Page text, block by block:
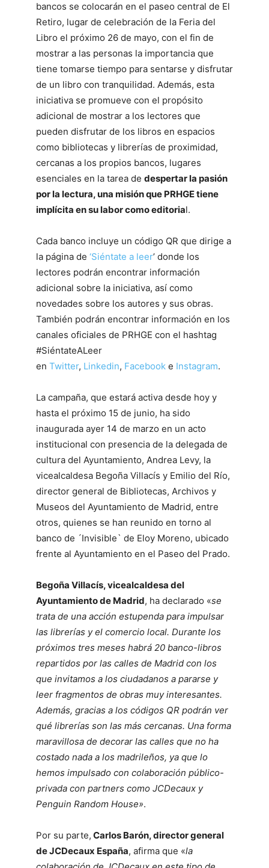
bancos se colocarán en el paseo central de El
Retiro, lugar de celebración de la Feria del
Libro el próximo 26 de mayo, con el fin de
mostrar a las personas la importancia que
tiene tomarse tiempo para sentarse y disfrutar
de un libro con tranquilidad. Además, esta
iniciativa se promueve con el propósito
adicional de mostrar a los lectores que
pueden disfrutar de los libros en espacios
como bibliotecas y librerías de proximidad,
cercanas a los propios bancos, lugares
esenciales en la tarea de despertar la pasión
por la lectura, una misión que PRHGE tiene
implícita en su labor como editorial.
Cada banco incluye un código QR que dirige a
la página de ‘Siéntate a leer’ donde los
lectores podrán encontrar información
adicional sobre la iniciativa, así como
novedades sobre los autores y sus obras.
También podrán encontrar información en los
canales oficiales de PRHGE con el hashtag
#SiéntateALeer
en Twitter, Linkedin, Facebook e Instagram.
La campaña, que estará activa desde hoy y
hasta el próximo 15 de junio, ha sido
inaugurada ayer 14 de marzo en un acto
institucional con presencia de la delegada de
cultura del Ayuntamiento, Andrea Levy, la
vicealcaldesa Begoña Villacís y Emilio del Río,
director general de Bibliotecas, Archivos y
Museos del Ayuntamiento de Madrid, entre
otros, quienes se han reunido en torno al
banco de ´Invisible` de Eloy Moreno, ubicado
frente al Ayuntamiento en el Paseo del Prado.
Begoña Villacís, vicealcaldesa del
Ayuntamiento de Madrid, ha declarado «se
trata de una acción estupenda para impulsar
las librerías y el comercio local. Durante los
próximos tres meses habrá 20 banco-libros
repartidos por las calles de Madrid con los
que invitamos a los ciudadanos a pararse y
leer fragmentos de obras muy interesantes.
Además, gracias a los códigos QR podrán ver
qué librerías son las más cercanas. Una forma
maravillosa de decorar las calles que no ha
costado nada a los madrileños, ya que lo
hemos impulsado con colaboración público-
privada con partners como JCDecaux y
Penguin Random House».
Por su parte, Carlos Barón, director general
de JCDecaux España, afirma que «la